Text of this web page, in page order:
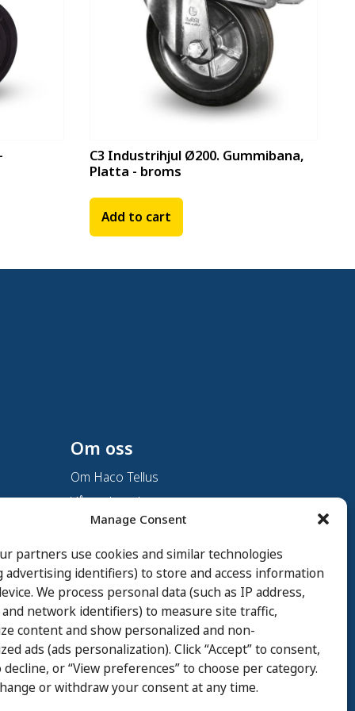
Manage Consent
partners use cookies and similar technologies
advertising identifiers) to store and access information
We process personal data (such as IP address,
and network identifiers) to measure site traffic,
content and show personalized and non-
ads (ads personalization). Click “Accept” to consent,
decline, or “View preferences” to choose per category.
or withdraw your consent at any time.
C3 Industrihjul Ø200. Gummibana,
Platta - broms
Add to cart
Om oss
Om Haco Tellus
Vår verksamhet
Vår historia
Branscher
Hållbarhet
Integritetspolicy
Cookie Policy
Whistleblowing
Ingår i Karnell Group